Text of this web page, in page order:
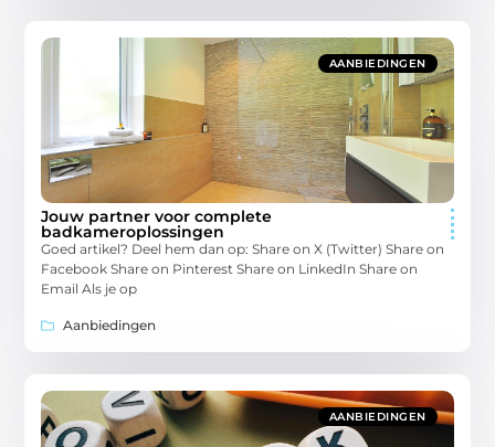
AANBIEDINGEN
Jouw partner voor complete
badkameroplossingen
Goed artikel? Deel hem dan op: Share on X (Twitter) Share on
Facebook Share on Pinterest Share on LinkedIn Share on
Email Als je op
Aanbiedingen
AANBIEDINGEN